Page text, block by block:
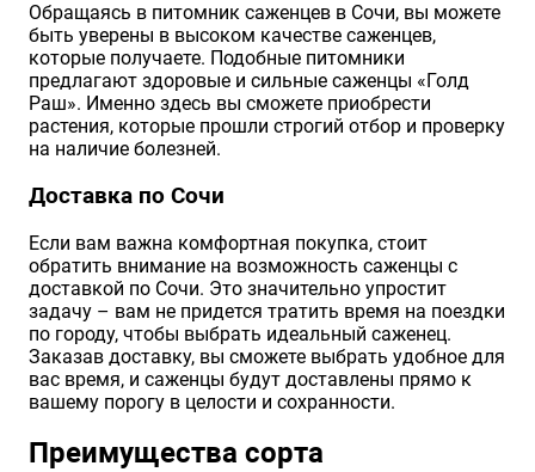
Обращаясь в питомник саженцев в Сочи, вы можете
быть уверены в высоком качестве саженцев,
которые получаете. Подобные питомники
предлагают здоровые и сильные саженцы «Голд
Раш». Именно здесь вы сможете приобрести
растения, которые прошли строгий отбор и проверку
на наличие болезней.
Доставка по Сочи
Если вам важна комфортная покупка, стоит
обратить внимание на возможность саженцы с
доставкой по Сочи. Это значительно упростит
задачу – вам не придется тратить время на поездки
по городу, чтобы выбрать идеальный саженец.
Заказав доставку, вы сможете выбрать удобное для
вас время, и саженцы будут доставлены прямо к
вашему порогу в целости и сохранности.
Преимущества сорта